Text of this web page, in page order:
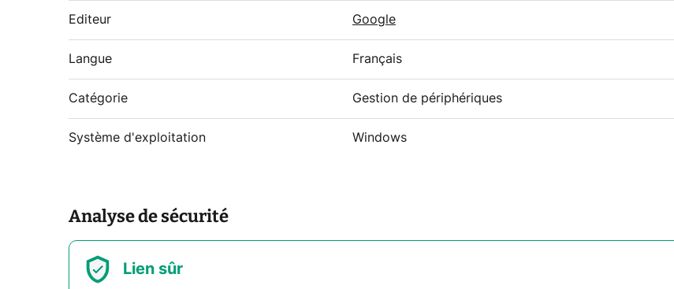
Editeur Google
Langue Français
Catégorie Gestion de périphériques
Système d'exploitation Windows
Analyse de sécurité
Lien sûr